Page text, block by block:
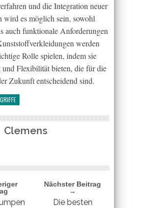
und die Integration neuer
wird es möglich sein, sowohl
auch funktionale Anforderungen
werden
Rolle spielen, indem sie
Flexibilität bieten, die für die
Zukunft entscheidend sind.
Clemens
Nächster Beitrag
→
Die besten